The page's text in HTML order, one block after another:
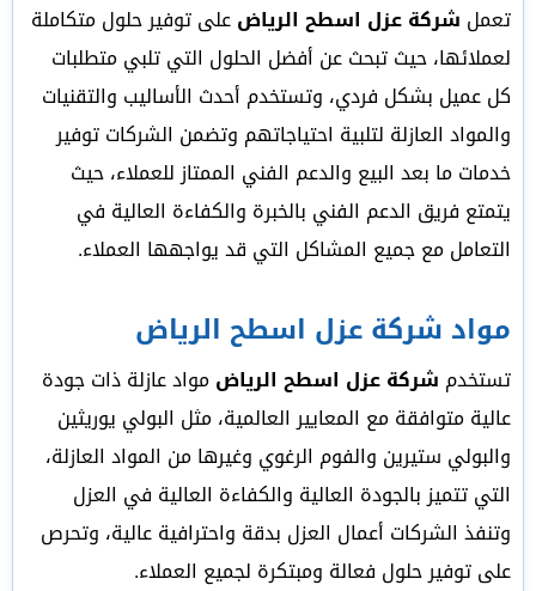
تعمل شركة عزل اسطح الرياضعلى توفير حلول متكاملة
لعملائها، حيث تبحث عن أفضل الحلول التي تلبي متطلبات
كل عميل بشكل فردي، وتستخدم أحدث الأساليب والتقنيات
والمواد العازلة لتلبية احتياجاتهم وتضمن الشركات توفير
خدمات ما بعد البيع والدعم الفني الممتاز للعملاء، حيث
يتمتع فريق الدعم الفني بالخبرة والكفاءة العالية في
التعامل مع جميع المشاكل التي قد يواجهها العملاء.
مواد شركة عزل اسطح الرياض
تستخدم شركة عزل اسطح الرياضمواد عازلة ذات جودة
عالية متوافقة مع المعايير العالمية، مثل البولي يوريثين
والبولي ستيرين والفوم الرغوي وغيرها من المواد العازلة،
التي تتميز بالجودة العالية والكفاءة العالية في العزل
وتنفذ الشركات أعمال العزل بدقة واحترافية عالية، وتحرص
على توفير حلول فعالة ومبتكرة لجميع العملاء.